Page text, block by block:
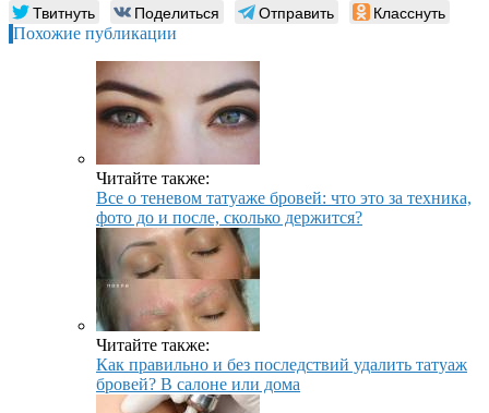
Твитнуть Поделиться Отправить Класснуть
Похожие публикации
Читайте также:
Все о теневом татуаже бровей: что это за техника,
фото до и после, сколько держится?
Читайте также:
Как правильно и без последствий удалить татуаж
бровей? В салоне или дома